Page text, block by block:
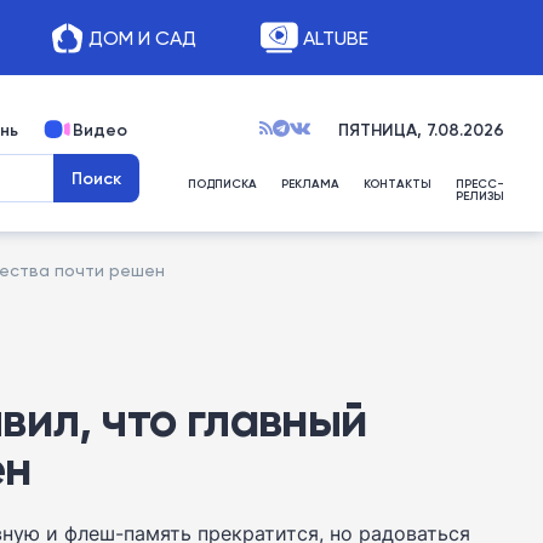
ДОМ И САД ALTUBE
Видео ПЯТНИЦА, 7.08.2026
ПОДПИСКА РЕКЛАМА КОНТАКТЫ ПРЕСС-
РЕЛИЗЫ
почти решен
что главный
и флеш-память прекратится, но радоваться